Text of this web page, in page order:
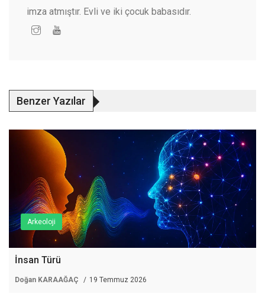
imza atmıştır. Evli ve iki çocuk babasıdır.
Benzer Yazılar
Arkeoloji
İnsan Türü
Doğan KARAAĞAÇ 19 Temmuz 2026